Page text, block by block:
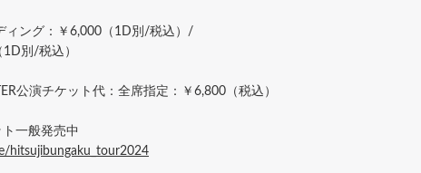
ィング：￥6,000（1D別/税込）/
別/税込）
公演チケット代：全席指定：￥6,800（税込）
一般発売中
hitsujibungaku_tour2024